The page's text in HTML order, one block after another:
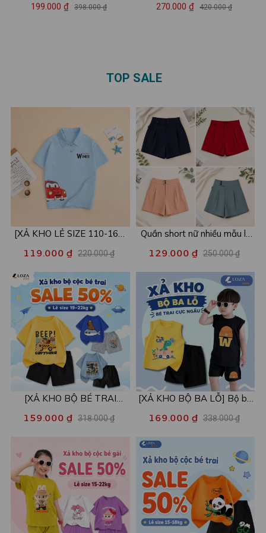
199.000 ₫ 398.000 ₫ 270.000 ₫ 420.000 ₫
[XẢ KHO LẺ SIZE 110-160]
mẫu - Áo trẻ em từ 15-42kg
- Loza Kids XPL001
119.000 ₫ 220.000 ₫
Quần short nữ nhiều mẫu lẻ
còn 99k/c - Loza XA016
129.000 ₫ 250.000 ₫
[XẢ KHO BỘ BÉ TRAI
nhiều mẫu - Quần áo bé trai
XB003
159.000 ₫ 318.000 ₫
[XẢ KHO BỘ BA LỖ] Bộ ba
size từ 15-40kg - Quần áo
bé trai - Loza Kids XABL01
169.000 ₫ 338.000 ₫
TOP SALE